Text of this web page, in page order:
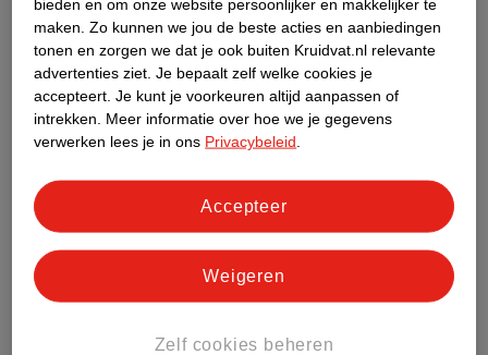
bijvoorbeeld een fles talkpoeder of een leuk knuffeltje.
Pak de luiertaart in met doorzichtige geschenkfolie.
Veel succes!
Luiertaart voor een jongen of meisje?
kun je je kraamcadeau aanpassen. Veel gebruikte kleuren zijn
dan natuurlijk blauw bij een luiertaart voor een jongen en roze
babykamer? Dan is het ook leuk om deze in je taart te
verwerken. Dat is ook perfect voor een genderneutrale
bieden en om onze website persoonlijker en makkelijker te
maken. Zo kunnen we jou de beste acties en aanbiedingen
tonen en zorgen we dat je ook buiten Kruidvat.nl relevante
advertenties ziet. Je bepaalt zelf welke cookies je
accepteert. Je kunt je voorkeuren altijd aanpassen of
intrekken.
Meer informatie over hoe we je gegevens
verwerken lees je in ons Privacybeleid
Zelf cookies beheren
Weigeren
Accepteer